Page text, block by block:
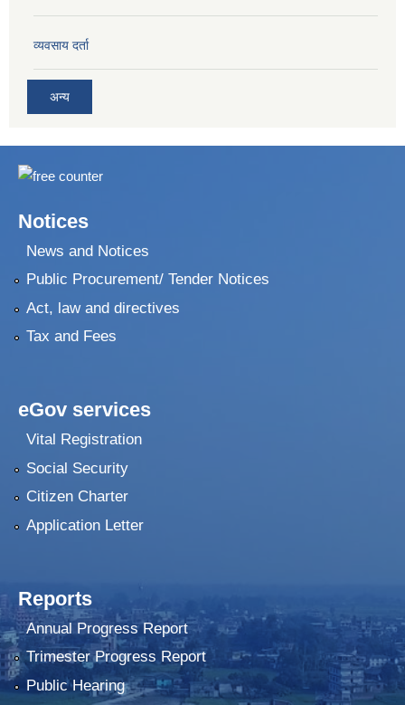
व्यवसाय दर्ता
अन्य
Notices
News and Notices
Public Procurement/ Tender Notices
Act, law and directives
Tax and Fees
eGov services
Vital Registration
Social Security
Citizen Charter
Application Letter
Reports
Annual Progress Report
Trimester Progress Report
Public Hearing